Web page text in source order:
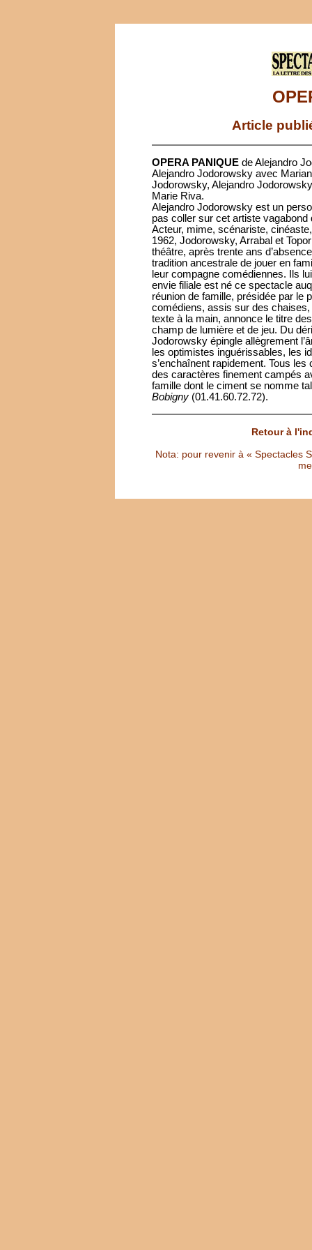
Article
OPERA PANIQUE de Alejandro
Alejandro Jodorowsky avec
Jodorowsky, Alejandro
Marie Riva.
Alejandro Jodorowsky est un
pas coller sur cet artiste
Acteur, mime, scénariste,
1962, Jodorowsky, Arrabal et
théâtre, après trente ans
tradition ancestrale de jouer en
leur compagne comédiennes. Ils
envie filiale est né ce spectacle
réunion de famille, présidée par le
comédiens, assis sur des chaises,
texte à la main, annonce le titre
champ de lumière et de jeu. Du
Jodorowsky épingle allègrement
les optimistes inguérissables, les
s’enchaînent rapidement. Tous
des caractères finement campés
famille dont le ciment se nomme
Bobigny (01.41.60.72.72).
Retour à
Nota: pour revenir à « Spectacles